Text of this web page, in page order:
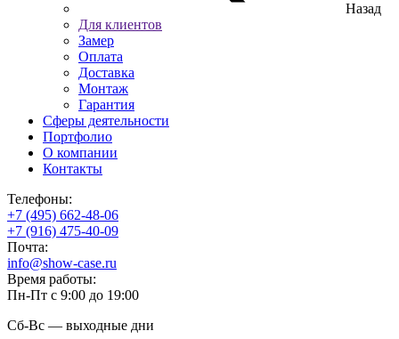
Назад
Для клиентов
Замер
Оплата
Доставка
Монтаж
Гарантия
Сферы деятельности
Портфолио
О компании
Контакты
Телефоны:
+7 (495) 662-48-06
+7 (916) 475-40-09
Почта:
info@show-case.ru
Время работы:
Пн-Пт с 9:00 до 19:00
Сб-Вс — выходные дни